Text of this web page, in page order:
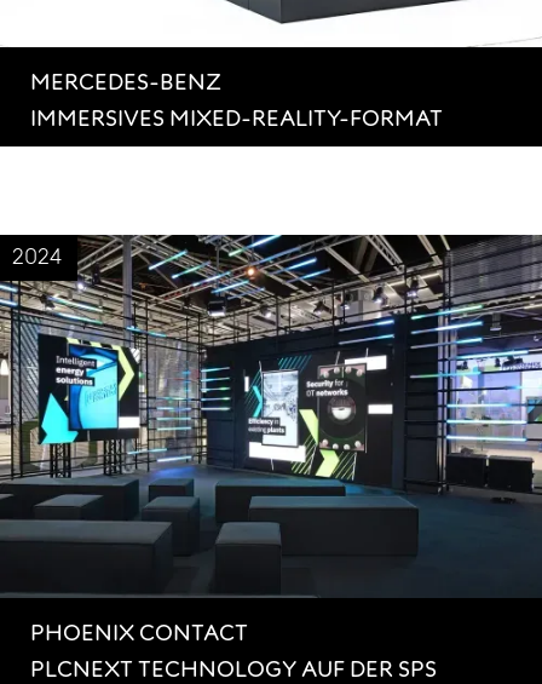
MERCEDES-BENZ
IMMERSIVES MIXED-REALITY-FORMAT
2024
PHOENIX CONTACT
PLCNEXT TECHNOLOGY AUF DER SPS